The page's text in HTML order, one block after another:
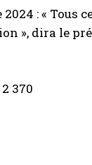
: « Tous
», dira le
2 370